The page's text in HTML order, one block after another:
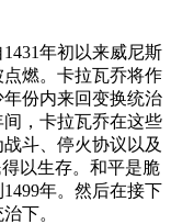
年初以来威尼斯
燃。卡拉瓦乔将作
份内来回变换统治
间，卡拉瓦乔在这些
斗、停火协议以及
以生存。和平是脆
年。然后在接下
下。